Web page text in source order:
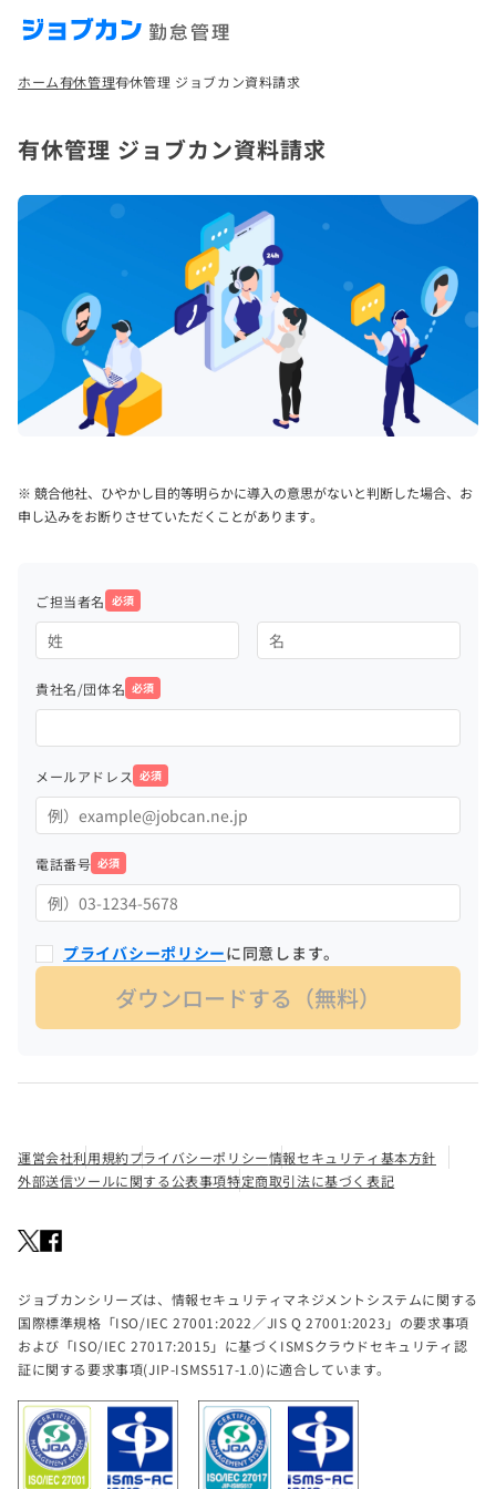
ホーム有休管理有休管理 ジョブカン資料請求
有休管理 ジョブカン資料請求
※ 競合他社、ひやかし目的等明らかに導入の意思がないと判断した場合、お
申し込みをお断りさせていただくことがあります。
ご担当者名 必須
貴社名/団体名 必須
メールアドレス 必須
電話番号 必須
プライバシーポリシーに同意します。
運営会社利用規約プライバシーポリシー情報セキュリティ基本方針
外部送信ツールに関する公表事項特定商取引法に基づく表記
ジョブカンシリーズは、情報セキュリティマネジメントシステムに関する
国際標準規格「ISO/IEC 27001:2022／JIS Q 27001:2023」の要求事項
および「ISO/IEC 27017:2015」に基づくISMSクラウドセキュリティ認
証に関する要求事項(JIP-ISMS517-1.0)に適合しています。